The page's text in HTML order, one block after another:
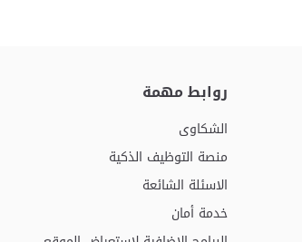
روابط مهمة
الشكاوى
منصة التوظيف الذكية
الاسئلة الشائعة
خدمة أمان